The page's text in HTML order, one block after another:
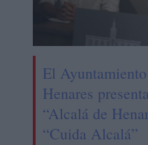
El
Henares
“Alcalá de
“Cuida Alcalá”